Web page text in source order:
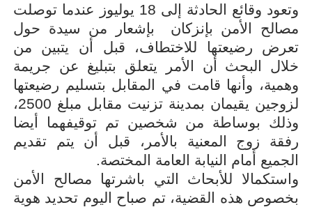
وتعود وقائع الحادثة إلى 18 يوليوز عندما توصلت
مصالح الأمن بإنزكان بإشعار من سيدة حول
تعرض رضيعتها للاختطاف، قبل أن يتبين من
خلال البحث أن الأمر يتعلق بتبليغ عن جريمة
وهمية، وأنها قامت في المقابل بتسليم رضيعتها
لزوجين يقيمان بمدينة تزنيت مقابل مبلغ 2500،
وذلك بوساطة من شخصين تم توقيفهما أيضا
رفقة زوج المعنية بالأمر، قبل أن يتم تقديم
الجميع أمام النيابة العامة المختصة.
واستكمالا للأبحاث التي باشرتها مصالح الأمن
بخصوص هذه القضية، تم صباح اليوم تحديد هوية